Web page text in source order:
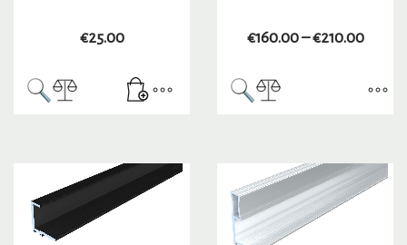
€25.00 €160.00–€210.00